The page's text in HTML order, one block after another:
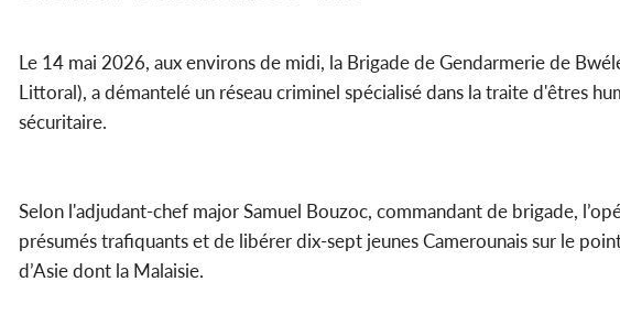
Le 14 mai 2026, aux environs de midi, la Brigade de Gendarmerie de
Littoral), a démantelé un réseau criminel spécialisé dans la traite d'êtres
sécuritaire.
Selon l'adjudant-chef major Samuel Bouzoc, commandant de brigade,
présumés trafiquants et de libérer dix-sept jeunes Camerounais sur le
d’Asie dont la Malaisie.